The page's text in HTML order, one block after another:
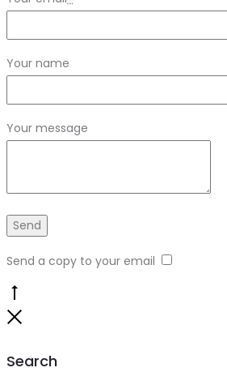
Your name
Your message
Send a copy to your email
Search